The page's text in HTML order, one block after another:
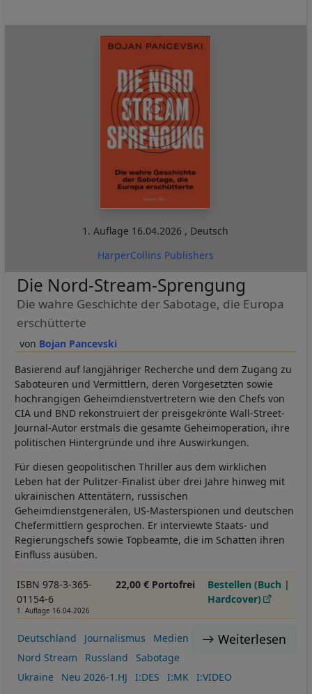
1. Auflage 16.04.2026 , Deutsch
HarperCollins Publishers
Bojan Pancevski
Die Nord-Stream-Sprengung
Die wahre Geschichte der Sabotage, die Europa
erschütterte
Basierend auf langjähriger Recherche und dem Zugang zu
Saboteuren und Vermittlern, deren Vorgesetzten sowie
hochrangigen Geheimdienstvertretern wie den Chefs von
CIA und BND rekonstruiert der preisgekrönte Wall-Street-
Journal-Autor erstmals die gesamte Geheimoperation, ihre
politischen Hintergründe und ihre Auswirkungen.
Für diesen geopolitischen Thriller aus dem wirklichen
Leben hat der Pulitzer-Finalist über drei Jahre hinweg mit
ukrainischen Attentätern, russischen
Geheimdienstgenerälen, US-Masterspionen und deutschen
Chefermittlern gesprochen. Er interviewte Staats- und
Regierungschefs sowie Topbeamte, die im Schatten ihren
Einfluss ausüben.
ISBN 978-3-365-
01154-6
1. Auflage 16.04.2026
22,00 € Portofrei
Bestellen (Buch |
Hardcover)
Weiterlesen
Deutschland Journalismus
Medien
Nord Stream
Russland
Sabotage
Ukraine
Neu 2026-1.HJ I:DES I:MK I:VIDEO